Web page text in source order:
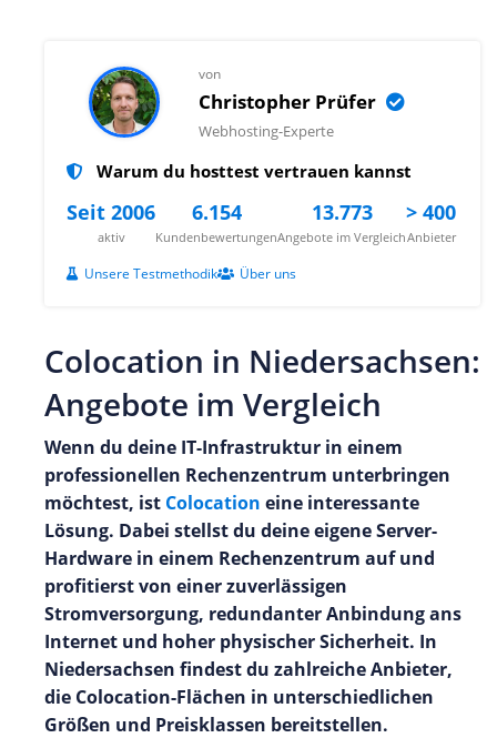
von
Christopher Prüfer
Webhosting-Experte
Warum du hosttest vertrauen kannst
Seit 2006
aktiv
6.154
Kundenbewertungen
13.773
Angebote im Vergleich
> 400
Anbieter
Unsere Testmethodik Über uns
Colocation in Niedersachsen:
Angebote im Vergleich
Wenn du deine IT-Infrastruktur in einem
professionellen Rechenzentrum unterbringen
möchtest, ist Colocation eine interessante
Lösung. Dabei stellst du deine eigene Server-
Hardware in einem Rechenzentrum auf und
profitierst von einer zuverlässigen
Stromversorgung, redundanter Anbindung ans
Internet und hoher physischer Sicherheit. In
Niedersachsen findest du zahlreiche Anbieter,
die Colocation-Flächen in unterschiedlichen
Größen und Preisklassen bereitstellen.